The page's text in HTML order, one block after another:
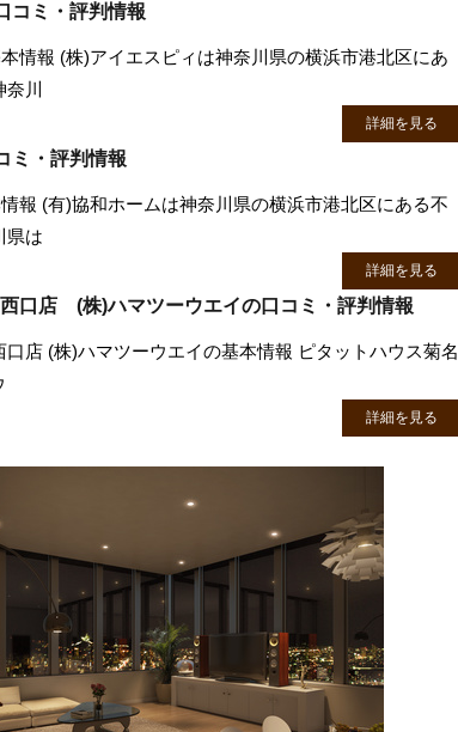
コミ・評判情報
情報 (株)アイエスピィは神奈川県の横浜市港北区にあ
川
詳細を見る
ミ・評判情報
報 (有)協和ホームは神奈川県の横浜市港北区にある不
県は
詳細を見る
口店 (株)ハマツーウエイの口コミ・評判情報
口店 (株)ハマツーウエイの基本情報 ピタットハウス菊名
詳細を見る